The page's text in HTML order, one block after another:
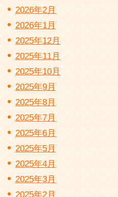
2026年2月
2026年1月
2025年12月
2025年11月
2025年10月
2025年9月
2025年8月
2025年7月
2025年6月
2025年5月
2025年4月
2025年3月
2025年2月